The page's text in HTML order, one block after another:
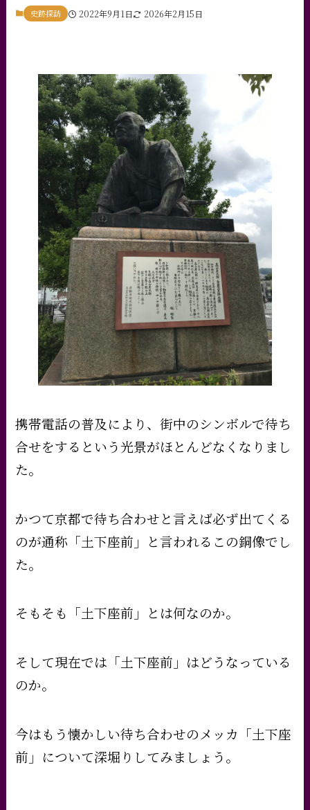
史跡探訪 2022年9月1日 2026年2月15日
携帯電話の普及により、街中のシンボルで待ち
合せをするという光景がほとんどなくなりまし
た。
かつて京都で待ち合わせと言えば必ず出てくる
のが通称「土下座前」と言われるこの銅像でし
た。
そもそも「土下座前」とは何なのか。
そして現在では「土下座前」はどうなっている
のか。
今はもう懐かしい待ち合わせのメッカ「土下座
前」について深堀りしてみましょう。